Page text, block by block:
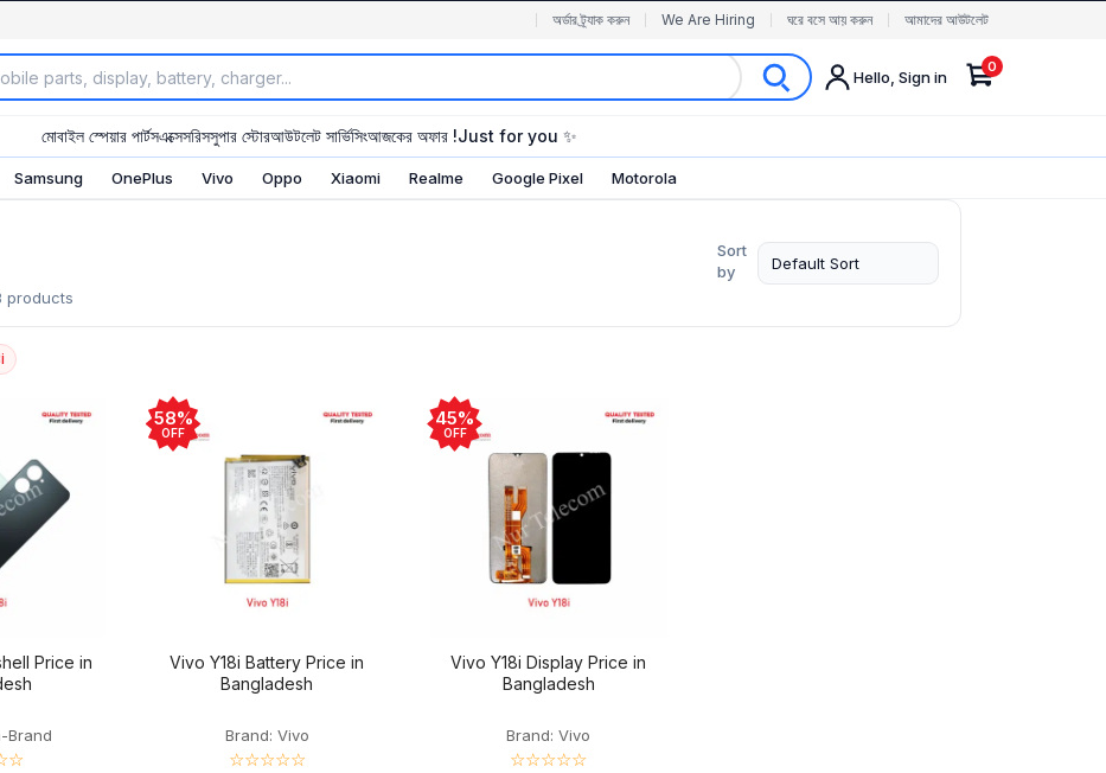
অর্ডার ট্র্যাক করুন We Are Hiring ঘরে বসে আয় করুন আমাদের আউটলেট
Hello, Sign in
0
মোবাইল স্পেয়ার পার্টসএক্সেসরিসসুপার স্টোরআউটলেট সার্ভিসিংআজকের অফার !Just for you ✨
Samsung OnePlus Vivo Oppo Xiaomi Realme Google Pixel Motorola
products
Sort
by
Price in
Brand
58%
OFF
Vivo Y18i Battery Price in
Bangladesh
Brand: Vivo
☆☆☆☆☆
45%
OFF
Vivo Y18i Display Price in
Bangladesh
Brand: Vivo
☆☆☆☆☆